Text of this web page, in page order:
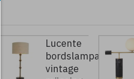
Lucente
bordslampa
vintage